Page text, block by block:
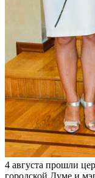
4 августа прошли
городской Думе и